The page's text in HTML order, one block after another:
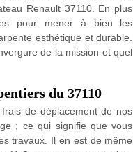
Renault 37110. En plus
pour mener à bien les
esthétique et durable.
de la mission et quel
du 37110
de déplacement de nos
; ce qui signifie que vous
travaux. Il en est de même